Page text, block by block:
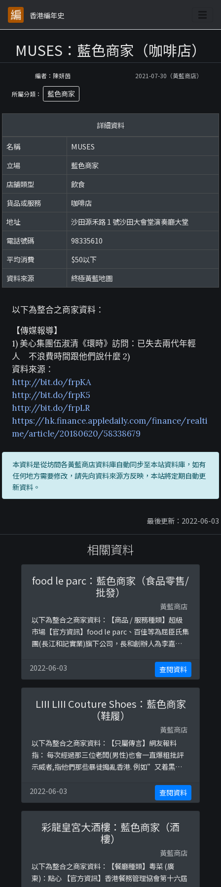
香港編年史
MUSES：藍色商家（咖啡店）
編者：陳妍茵 2021-07-30（黃藍商店）
所屬分類： 藍色商家
詳細資料
名稱
MUSES
立場
藍色商家
店舖類型
飲食
貨品或服務
咖啡店
地址
沙田源禾路 1 號沙田大會堂演奏廳大堂
電話號碼
98335610
平均消費
$50以下
資料來源
終極黃藍地圖
以下為整合之商家資料：
【傳媒報導】
1) 美心集團伍淑清《環時》訪問：已失去兩代年輕
人 不浪費時間跟他們說什麼 2)
資料來源：
http://bit.do/frpKA
http://bit.do/frpK5
http://bit.do/frpLR
https://hk.finance.appledaily.com/finance/realti
me/article/20180620/58338679
本資料是從坊間各黃藍商店資料庫自動同步至本站資料庫，如有
任何地方需要修改，請先向資料來源方反映，本站將定期自動更
新資料。
最後更新：2022-06-03
相關資料
food le parc：藍色商家（食品零售/
批發）
黃藍商店
以下為整合之商家資料：【商品 / 服務種類】超級
市場【官方資訊】food le parc、百佳等為屈臣氏集
團(長江和記實業)旗下公司，長和創辦人為李嘉誠，
年反送中期間曾登報呼籲「停止暴力行為 期盼理性
討論 重建和諧社會」，翌年，李嘉誠三父子加入由
董建華、梁振英成立的「香港再出發大聯盟」。參
考圖片：https://ibb.co/VC44m17htt ...
2022-06-03 查閱資料
LIII LIII Couture Shoes：藍色商家
（鞋履）
黃藍商店
以下為整合之商家資料：【只屬傳言】網友報料
指： 每次經過那三位老闆(男性)也會一直爆粗批評
示威者,指他們那些暴徒搗亂香港. 例如”又着黑衫
擊其他宗教人士(基督教). 但可笑的是 金鐘集會時 他
們不敢在示威者面前說任何說話 我稱他們為淆底獸.
但我每次經過都會聽到他們大大聲的討論及攻擊那
些”暴徒”資料來源：https://www.cntraveler ...
2022-06-03 查閱資料
彩龍皇宮大酒樓：藍色商家（酒
樓）
黃藍商店
以下為整合之商家資料：【餐廳種類】粵菜 (廣
東)：點心 【官方資訊】香港餐務管理協會第十六屆